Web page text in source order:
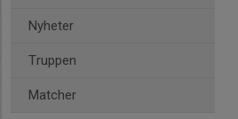
Nyheter
Truppen
Matcher